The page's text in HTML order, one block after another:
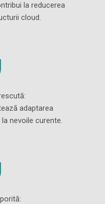
la reducerea
cloud.
adaptarea
nevoile curente.